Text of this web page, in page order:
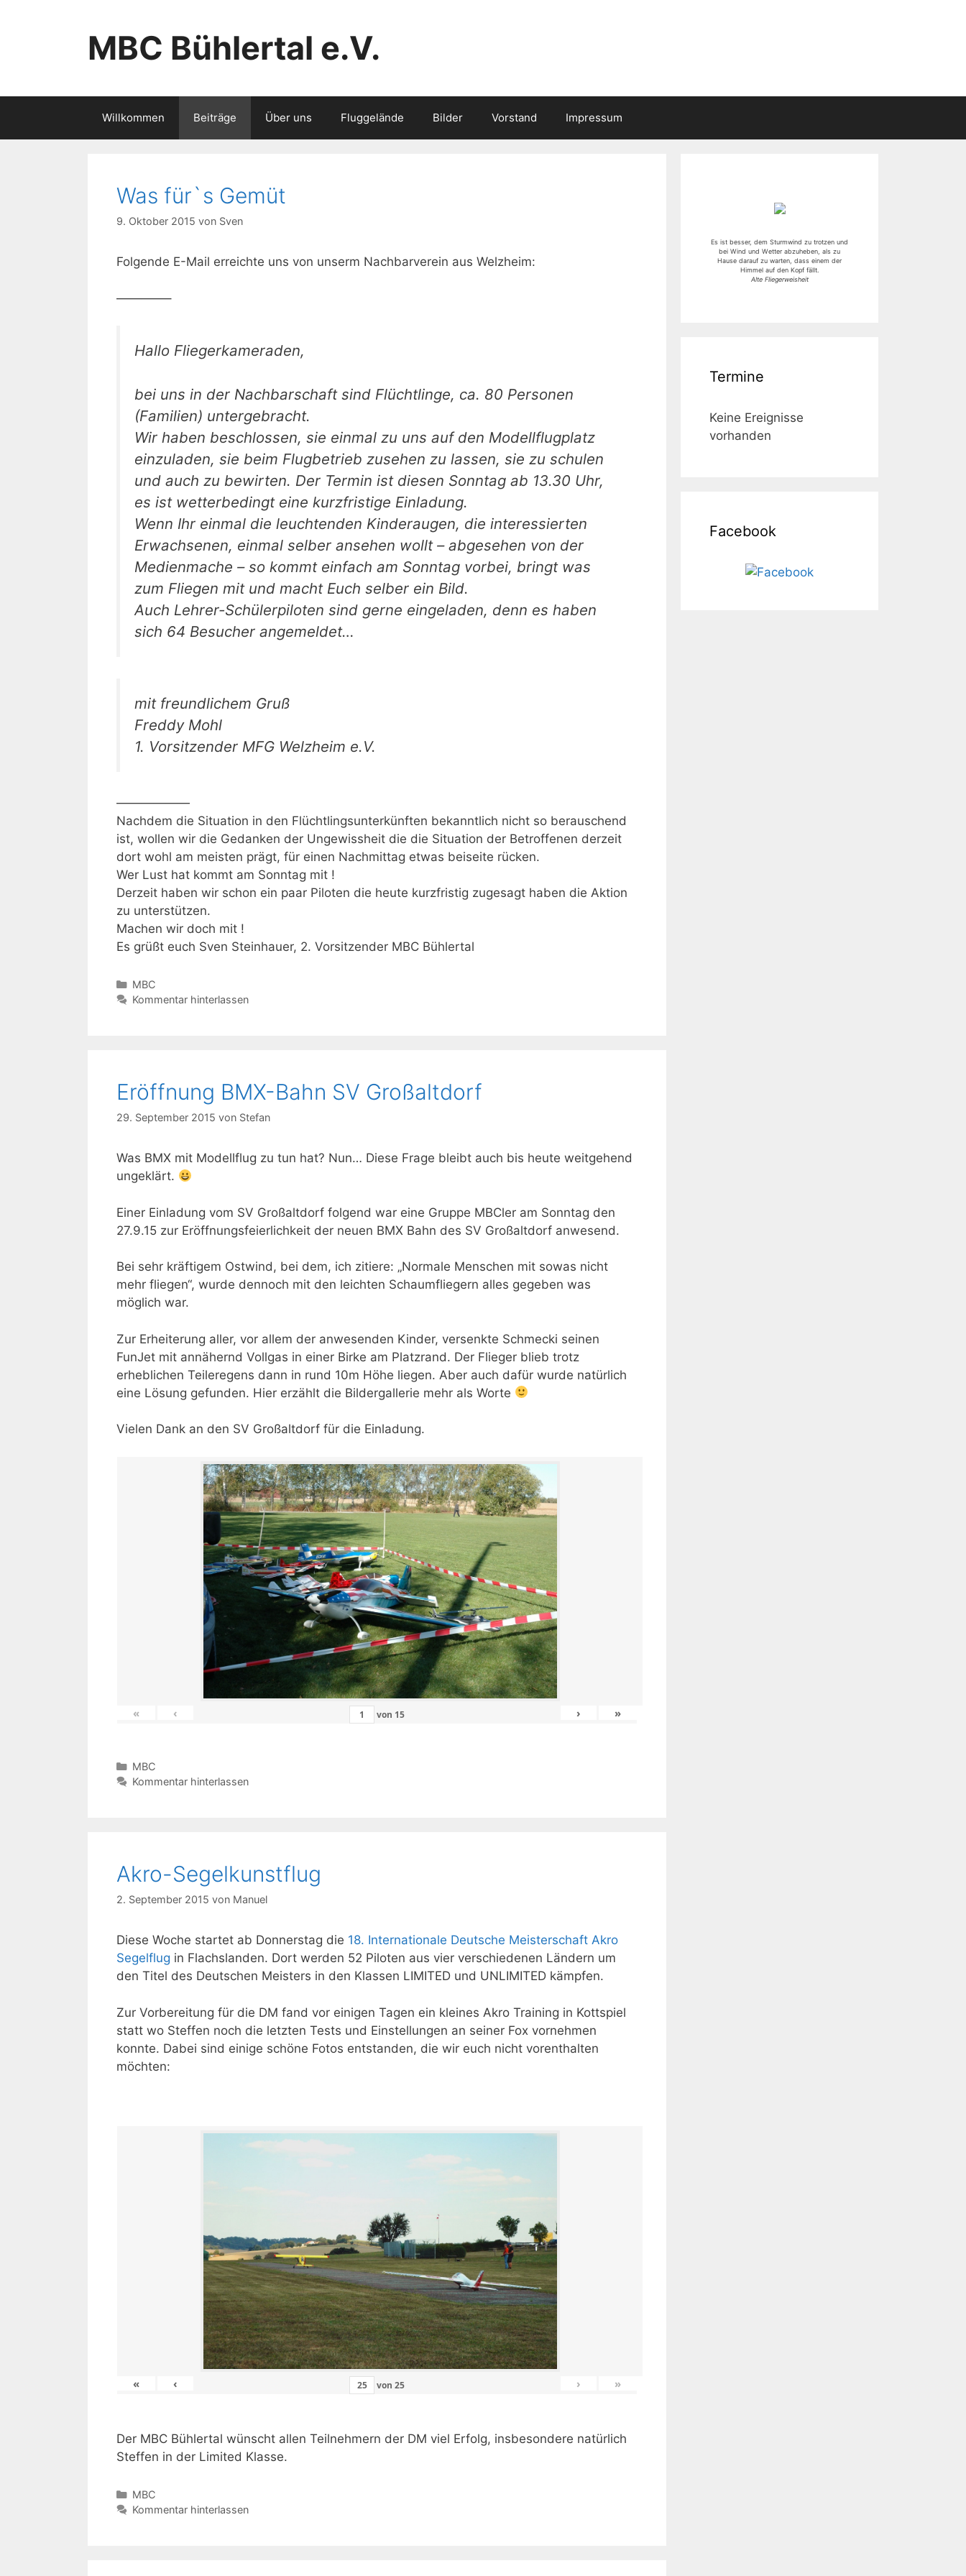
MBC Bühlertal e.V.
Willkommen Beiträge Über uns Fluggelände Bilder Vorstand Impressum
Was für`s Gemüt
9. Oktober 2015 von Sven
Folgende E-Mail erreichte uns von unserm Nachbarverein aus Welzheim:
————–
Hallo Fliegerkameraden,
bei uns in der Nachbarschaft sind Flüchtlinge, ca. 80 Personen
(Familien) untergebracht.
Wir haben beschlossen, sie einmal zu uns auf den Modellflugplatz
einzuladen, sie beim Flugbetrieb zusehen zu lassen, sie zu schulen
und auch zu bewirten. Der Termin ist diesen Sonntag ab 13.30 Uhr,
es ist wetterbedingt eine kurzfristige Einladung.
Wenn Ihr einmal die leuchtenden Kinderaugen, die interessierten
Erwachsenen, einmal selber ansehen wollt – abgesehen von der
Medienmache – so kommt einfach am Sonntag vorbei, bringt was
zum Fliegen mit und macht Euch selber ein Bild.
Auch Lehrer-Schülerpiloten sind gerne eingeladen, denn es haben
sich 64 Besucher angemeldet…
mit freundlichem Gruß
Freddy Mohl
1. Vorsitzender MFG Welzheim e.V.
——————
Nachdem die Situation in den Flüchtlingsunterkünften bekanntlich nicht so berauschend
ist, wollen wir die Gedanken der Ungewissheit die die Situation der Betroffenen derzeit
dort wohl am meisten prägt, für einen Nachmittag etwas beiseite rücken.
Wer Lust hat kommt am Sonntag mit !
Derzeit haben wir schon ein paar Piloten die heute kurzfristig zugesagt haben die Aktion
zu unterstützen.
Machen wir doch mit !
Es grüßt euch Sven Steinhauer, 2. Vorsitzender MBC Bühlertal
Kategorien
MBC
Kommentar hinterlassen
Eröffnung BMX-Bahn SV Großaltdorf
29. September 2015 von Stefan
Was BMX mit Modellflug zu tun hat? Nun… Diese Frage bleibt auch bis heute weitgehend
ungeklärt.
Einer Einladung vom SV Großaltdorf folgend war eine Gruppe MBCler am Sonntag den
27.9.15 zur Eröffnungsfeierlichkeit der neuen BMX Bahn des SV Großaltdorf anwesend.
Bei sehr kräftigem Ostwind, bei dem, ich zitiere: „Normale Menschen mit sowas nicht
mehr fliegen“, wurde dennoch mit den leichten Schaumfliegern alles gegeben was
möglich war.
Zur Erheiterung aller, vor allem der anwesenden Kinder, versenkte Schmecki seinen
FunJet mit annähernd Vollgas in einer Birke am Platzrand. Der Flieger blieb trotz
erheblichen Teileregens dann in rund 10m Höhe liegen. Aber auch dafür wurde natürlich
eine Lösung gefunden. Hier erzählt die Bildergallerie mehr als Worte
Vielen Dank an den SV Großaltdorf für die Einladung.
« ‹ von 15 › »
Kategorien
MBC
Kommentar hinterlassen
Akro-Segelkunstflug
2. September 2015 von Manuel
Diese Woche startet ab Donnerstag die 18. Internationale Deutsche Meisterschaft Akro
Segelflug in Flachslanden. Dort werden 52 Piloten aus vier verschiedenen Ländern um
den Titel des Deutschen Meisters in den Klassen LIMITED und UNLIMITED kämpfen.
Zur Vorbereitung für die DM fand vor einigen Tagen ein kleines Akro Training in Kottspiel
statt wo Steffen noch die letzten Tests und Einstellungen an seiner Fox vornehmen
konnte. Dabei sind einige schöne Fotos entstanden, die wir euch nicht vorenthalten
möchten:
« ‹ von 25 › »
Der MBC Bühlertal wünscht allen Teilnehmern der DM viel Erfolg, insbesondere natürlich
Steffen in der Limited Klasse.
Kategorien
MBC
Kommentar hinterlassen
Es ist besser, dem Sturmwind zu trotzen und
bei Wind und Wetter abzuheben, als zu
Hause darauf zu warten, dass einem der
Himmel auf den Kopf fällt.
Alte Fliegerweisheit
Termine
Keine Ereignisse
vorhanden
Facebook